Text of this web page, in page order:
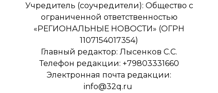
Учредитель (соучредители): Общество с
ограниченной ответственностью
«РЕГИОНАЛЬНЫЕ НОВОСТИ» (ОГРН
1107154017354)
Главный редактор: Лысенков С.С.
Телефон редакции: +79803331660
Электронная почта редакции:
info@32q.ru